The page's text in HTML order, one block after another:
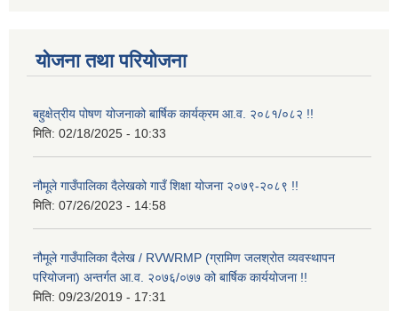
योजना तथा परियोजना
बहुक्षेत्रीय पोषण योजनाको बार्षिक कार्यक्रम आ.व. २०८१/०८२ !!
मिति: 02/18/2025 - 10:33
नौमूले गाउँपालिका दैलेखको गाउँ शिक्षा योजना २०७९-२०८९ !!
मिति: 07/26/2023 - 14:58
नौमूले गाउँपालिका दैलेख / RVWRMP (ग्रामिण जलश्रोत व्यवस्थापन
परियोजना) अन्तर्गत आ.व. २०७६/०७७ को बार्षिक कार्ययोजना !!
मिति: 09/23/2019 - 17:31